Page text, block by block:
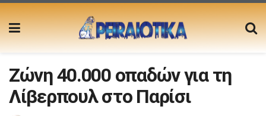
Ζώνη 40.000 οπαδών για τη
Λίβερπουλ στο Παρίσι